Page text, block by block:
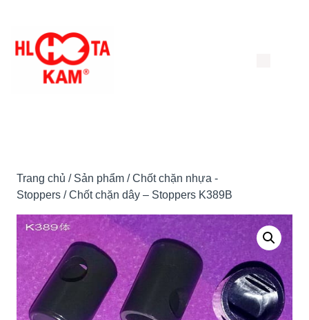
đến
Trang chủ / Sản phẩm /Chốt chặn nhựa -
Stoppers / Chốt chặn dây – Stoppers K389B